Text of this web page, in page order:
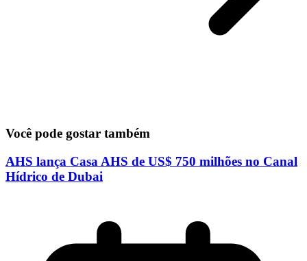
Você pode gostar também
AHS lança Casa AHS de US$ 750 milhões no Canal
Hídrico de Dubai